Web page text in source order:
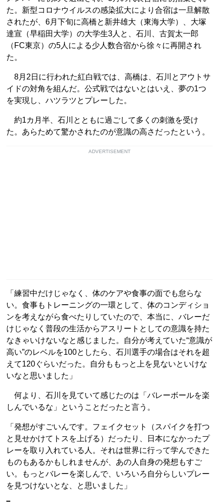
た。新型コロナウイルスの感染拡大により合宿は一旦解散
されたが、6月下旬に高橋と新井雄大（東海大学）、大塚
達宣（早稲田大学）の大学生3人と、石川、古賀太一郎
（FC東京）の5人による少人数合宿から徐々に再開され
た。
8月2日に行われた紅白戦では、高橋は、石川とアウトサ
イドの対角を組んだ。公式戦ではないとはいえ、夢の1つ
を実現し、ハツラツとプレーした。
約1カ月半、石川とともに過ごして多くの刺激を受け
た。あらためて驚かされたのが意識の高さだったという。
ADVERTISEMENT
「練習中だけじゃなく、体のケアや食事の面でも怠らな
い。食事もトレーニングの一環として、体のコンディショ
ンを考えながら食べたりしていたので、本当に、バレーだ
けじゃなく普段の生活からアスリートとしての意識を持た
なきゃいけないなと感じました。自分が考えていた“意識が
高い”のレベルを100としたら、石川選手の場合はそれを超
えて120ぐらいだった。自分ももっと上を見ないといけな
いなと思いました」
何より、石川を見ていて感じたのは「バレーボールを楽
しんでいるな」ということだったと言う。
「発想がすごいんです。フェイクセット（スパイクを打つ
と見せかけてトスを上げる）だったり、日本になかったプ
レーを取り入れている人。それは世界に行って学んできた
ものもあるかもしれませんが、あの人自身の発想もすご
い。もっとバレーを楽しんで、いろいろ自分らしいプレー
を見つけないとな、と思いました」